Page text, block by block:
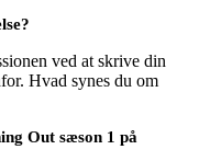
ved at skrive din
Hvad synes du om
Out sæson 1 på